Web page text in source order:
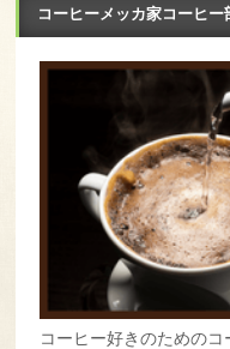
コーヒーメッカ家コーヒー
コーヒー好きのためのコ